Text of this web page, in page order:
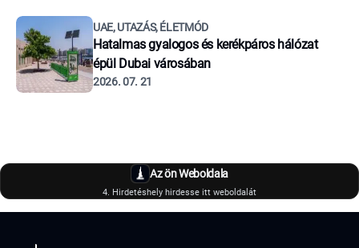
UAE, UTAZÁS, ÉLETMÓD
Hatalmas gyalogos és kerékpáros hálózat
épül Dubai városában
2026. 07. 21
Az ön Weboldala
4. Hirdetéshely hirdesse itt weboldalát